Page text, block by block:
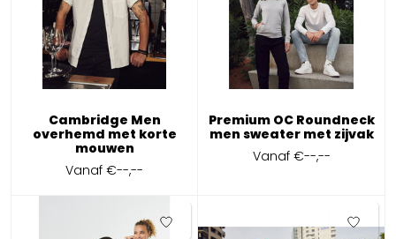
Cambridge Men
overhemd met korte
mouwen
Vanaf€--,--
Premium OC Roundneck
men sweater met zijvak
Vanaf €--,--